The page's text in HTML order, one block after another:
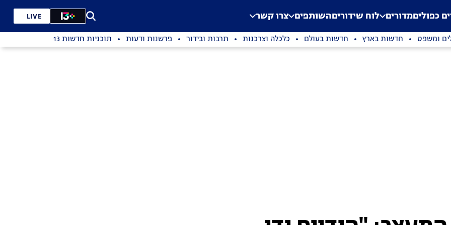
Application error: a
. כפוליםמדורים לוח שידוריםהשותפים צרו קשר LIVE
ומשפט חדשות בארץ חדשות בעולם כלכלה וצרכנות תרבות ובידור פרשנות ודעות תוכניות חדשות 13